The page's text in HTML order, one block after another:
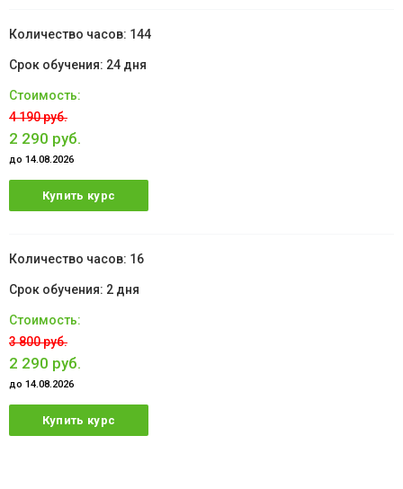
144
24 дня
4 190 руб.
2 290 руб.
до 14.08.2026
Купить курс
16
2 дня
3 800 руб.
2 290 руб.
до 14.08.2026
Купить курс